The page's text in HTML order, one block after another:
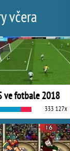
včera
ve fotbale 2018
333 127x